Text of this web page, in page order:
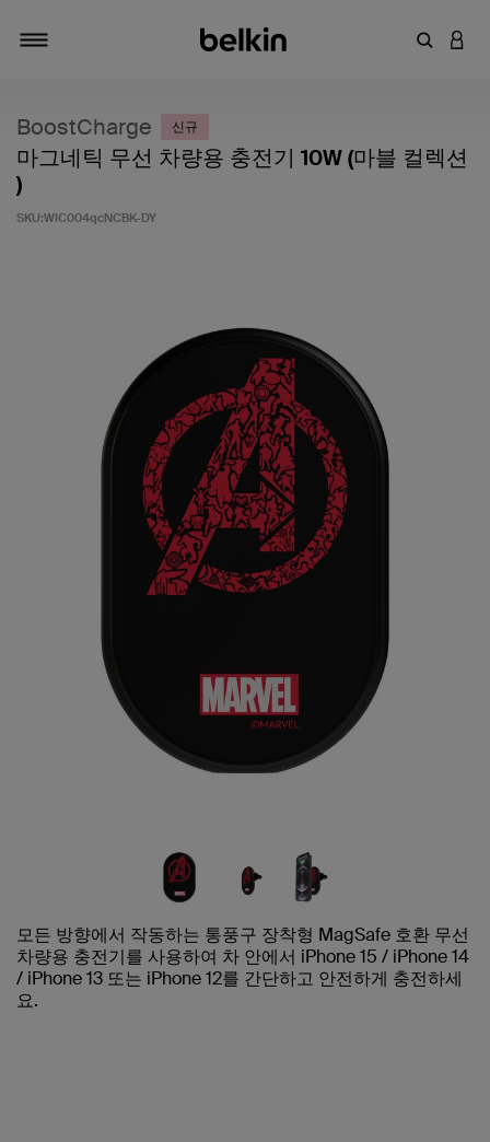
키워드
BoostCharge 신규
마그네틱 무선 차량용 충전기 10W (마블 컬렉션
)
SKU:WIC004qcNCBK-DY
모든 방향에서 작동하는 통풍구 장착형 MagSafe 호환 무선
차량용 충전기를 사용하여 차 안에서 iPhone 15 / iPhone 14
/ iPhone 13 또는 iPhone 12를 간단하고 안전하게 충전하세
요.